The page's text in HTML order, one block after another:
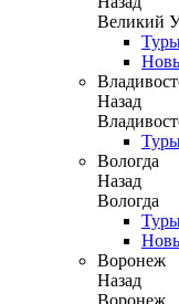
Великий
Назад
Вологда
Назад
Вологда
Воронеж
Назад
Воронеж